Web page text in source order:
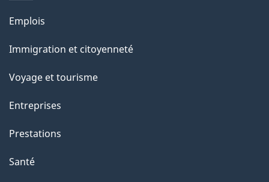
l
a
a
g
"
Thèmes
sujets
Emplois
Immigration et citoyenneté
Voyage et tourisme
Entreprises
Prestations
Santé